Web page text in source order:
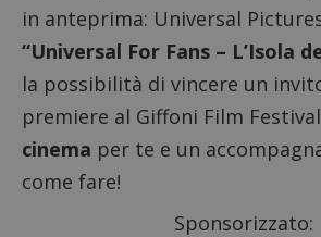
in anteprima: Universal
“Universal For Fans – L’Isola
la possibilità di vincere un
premiere al Giffoni Film
cinema per te e un
come fare!
Sponsorizzato: